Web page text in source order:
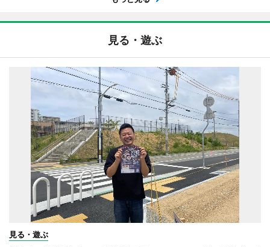
見る・遊ぶ
見る・遊ぶ